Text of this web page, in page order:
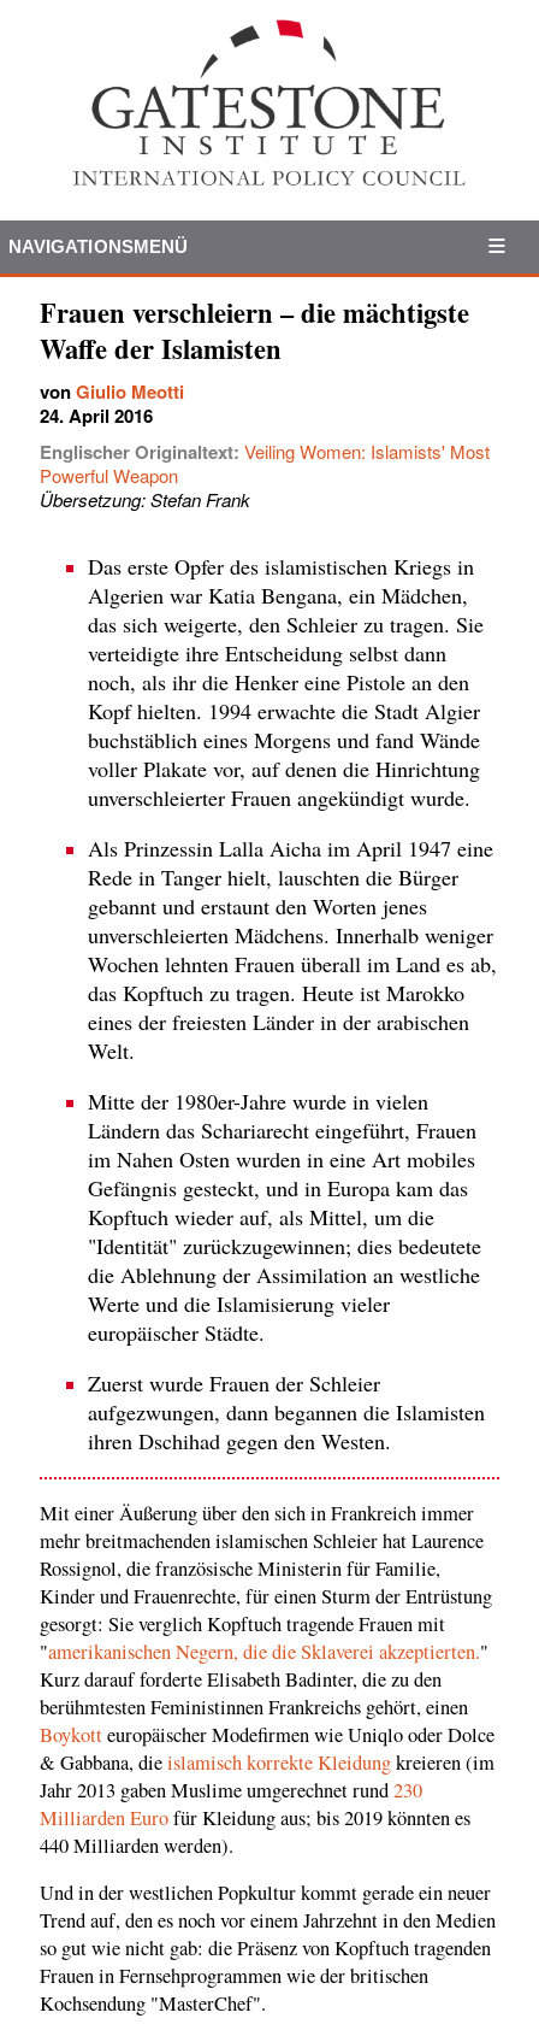
NAVIGATIONSMENÜ
Frauen verschleiern – die mächtigste
Waffe der Islamisten
vonGiulio Meotti
24. April 2016
Englischer Originaltext: Veiling Women: Islamists' Most
Powerful Weapon
Übersetzung: Stefan Frank
Das erste Opfer des islamistischen Kriegs in
Algerien war Katia Bengana, ein Mädchen,
das sich weigerte, den Schleier zu tragen. Sie
verteidigte ihre Entscheidung selbst dann
noch, als ihr die Henker eine Pistole an den
Kopf hielten. 1994 erwachte die Stadt Algier
buchstäblich eines Morgens und fand Wände
voller Plakate vor, auf denen die Hinrichtung
unverschleierter Frauen angekündigt wurde.
Als Prinzessin Lalla Aicha im April 1947 eine
Rede in Tanger hielt, lauschten die Bürger
gebannt und erstaunt den Worten jenes
unverschleierten Mädchens. Innerhalb weniger
Wochen lehnten Frauen überall im Land es ab,
das Kopftuch zu tragen. Heute ist Marokko
eines der freiesten Länder in der arabischen
Welt.
Mitte der 1980er-Jahre wurde in vielen
Ländern das Schariarecht eingeführt, Frauen
im Nahen Osten wurden in eine Art mobiles
Gefängnis gesteckt, und in Europa kam das
Kopftuch wieder auf, als Mittel, um die
"Identität" zurückzugewinnen; dies bedeutete
die Ablehnung der Assimilation an westliche
Werte und die Islamisierung vieler
europäischer Städte.
Zuerst wurde Frauen der Schleier
aufgezwungen, dann begannen die Islamisten
ihren Dschihad gegen den Westen.
Mit einer Äußerung über den sich in Frankreich immer
mehr breitmachenden islamischen Schleier hat Laurence
Rossignol, die französische Ministerin für Familie,
Kinder und Frauenrechte, für einen Sturm der Entrüstung
gesorgt: Sie verglich Kopftuch tragende Frauen mit
"amerikanischen Negern, die die Sklaverei akzeptierten."
Kurz darauf forderte Elisabeth Badinter, die zu den
berühmtesten Feministinnen Frankreichs gehört, einen
Boykotteuropäischer Modefirmen wie Uniqlo oder Dolce
& Gabbana, dieislamisch korrekte Kleidungkreieren (im
Jahr 2013 gaben Muslime umgerechnet rund230
Milliarden Eurofür Kleidung aus; bis 2019 könnten es
440 Milliarden werden).
Und in der westlichen Popkultur kommt gerade ein neuer
Trend auf, den es noch vor einem Jahrzehnt in den Medien
so gut wie nicht gab: die Präsenz von Kopftuch tragenden
Frauen in Fernsehprogrammen wie der britischen
Kochsendung "MasterChef".